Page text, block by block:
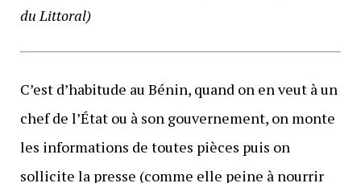
du Littoral)
C’est d’habitude au Bénin, quand on en veut à un
chef de l’État ou à son gouvernement, on monte
les informations de toutes pièces puis on
sollicite la presse (comme elle peine à nourrir